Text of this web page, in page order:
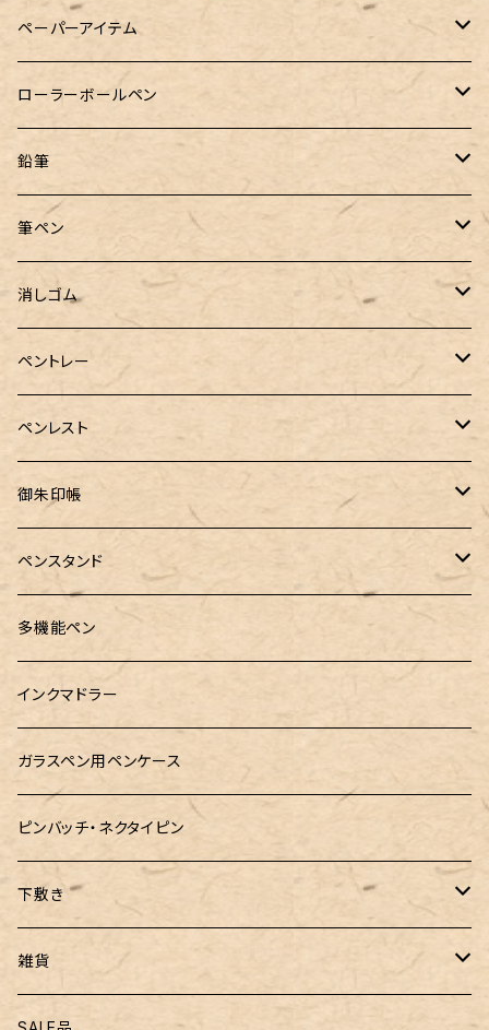
Ystudio（ワイスタジオ）
Nahvalur(ナーヴァル)
TaG サブマリン万年筆 限定ペン先ゴールドプレート
CROSS（クロス）
Sheaffer（シェーファー）
MONTEVERDE（モンテベルデ）
MONTBLANC（モンブラン）
Sheaffer（シェーファー）
マーベラスウッド
トライカラーボールペン
バディ【Mark II(マークツー)】
HUGO BOSS (ヒューゴ ボス)
PARKER(パーカー)
CROSS(クロス)
ANTOU（アントウ）
PenC mini
スタイルフィット ゲルインク
RETRO51
RHODIA(ロディア)
ロットリング
マルチペン
Luddite（ラダイト）
MONTEVERDE(モンテベルテ)
LAMY（ラミー）
ぺんてる
三菱鉛筆
ZEBRA（ゼブラ）
Kaweco（カヴェコ）
Ystudio（ワイスタジオ）
エルバン
コラボレーションインク
早川式繰出鉛筆
三菱鉛筆
クルトガ ウッド
ぺんてる
ラミー
ラダイト
PILOT（パイロット）
カスタム
RHODIA(ロディア)
KAYOU＋(カーユプラス)
IWI（アイダブリューアイ）
meister by POINT(マイスターバイポイント)
島田小割製材所
Ystudio（ワイスタジオ）
工房sokoharo（そこはろ）
Ystudio（ワイスタジオ）
ラダイト
Steef&Co.（スティーフ）
富士瘤クラフト
ペーパーアイテム
ヌルリフィル
irofulインクカード
神戸派計画
すずめや
ローラーボールペン
FONTE
ローラーボール 6色キャップ付
鉛筆
サンスター文具
筆ペン
Fonte
消しゴム
消しゴムケース
バハギア&クラフト
ツイスト消しゴム
MONS ORIS (モンズオーリス)
ペントレー
革製ペントレー
ペンレスト
ボルトレッティ
御朱印帳
富士ひのき御朱印帳【巓】
黄金富士ひのき御朱印帳
御朱印帳袋・カバー
CRUCIAL（クルーシャル）御朱印帳
ペンスタンド
Ystudio（ワイスタジオ）
多機能ペン
インクマドラー
ガラスペン用ペンケース
ピンバッチ・ネクタイピン
下敷き
専用リフィル
雑貨
黒板